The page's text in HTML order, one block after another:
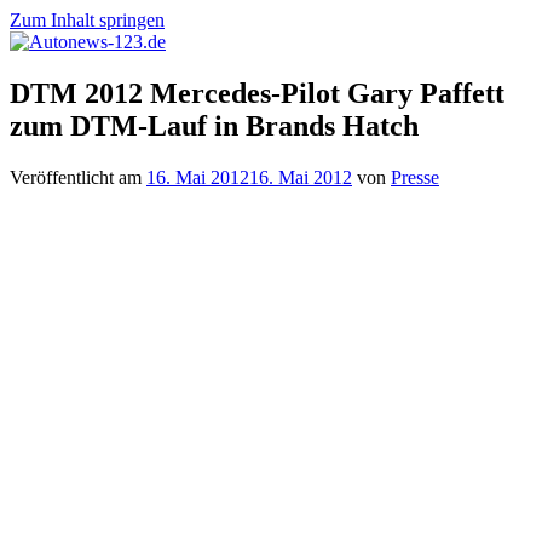
Zum Inhalt springen
Autonews-
123.de
Autonews
mit
Charme
DTM 2012 Mercedes-Pilot Gary Paffett
zum DTM-Lauf in Brands Hatch
Veröffentlicht am 16. Mai 201216. Mai 2012 von Presse